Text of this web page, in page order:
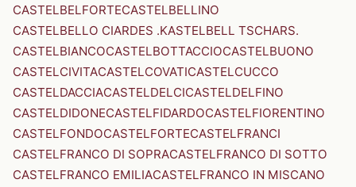
CASTELBELFORTECASTELBELLINO
CASTELBELLO CIARDES .KASTELBELL TSCHARS.
CASTELBIANCOCASTELBOTTACCIOCASTELBUONO
CASTELCIVITACASTELCOVATICASTELCUCCO
CASTELDACCIACASTELDELCICASTELDELFINO
CASTELDIDONECASTELFIDARDOCASTELFIORENTINO
CASTELFONDOCASTELFORTECASTELFRANCI
CASTELFRANCO DI SOPRACASTELFRANCO DI SOTTO
CASTELFRANCO EMILIACASTELFRANCO IN MISCANO